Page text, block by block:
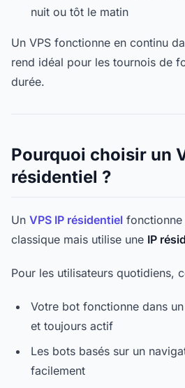
nuit ou tôt le matin
Un VPS fonctionne en continu
rend idéal pour les tournois de
durée.
Pourquoi choisir un
résidentiel ?
Un VPS IP résidentiel fonctionne
classique mais utilise une IP
Pour les utilisateurs quotidiens,
Votre bot fonctionne dans
et toujours actif
Les bots basés sur un
facilement